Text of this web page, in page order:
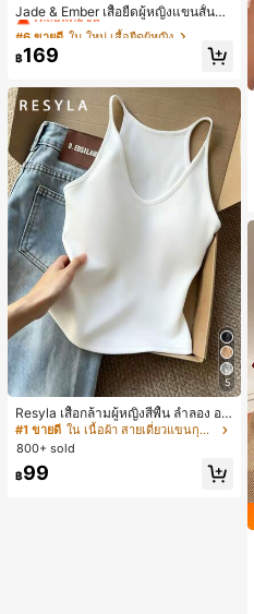
Jade & Ember เสื้อยืดผู้หญิงแขนสั้นสีตั
ดกันแบบแร็กแลน ดีไซน์กระดุมกบ สำห
รับฤดูร้อน
เหลือแค่8ชิ้น
#6 ขายดี ใน ใหม่ เสื้อยืดผู้หญิง
เหลือแค่8ชิ้น
#6 ขายดี ใน ใหม่ เสื้อยืดผู้หญิง
เหลือแค่8ชิ้น
#6 ขายดี
เหลือแค่8ชิ้น
฿169
5
Resyla เสื้อกล้ามผู้หญิงสีพื้น ลำลอง อเ
นกประสงค์ เหมาะสำหรับใส่ซ้อนหรือใส่
เดี่ยว
#1 ขายดี
ใน เนื้อผ้า สายเดี่ยวแขนกุดสีสดใส
800+ sold
฿99